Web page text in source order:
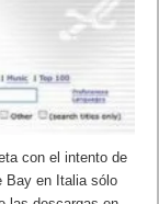
con el intento de
Bay en Italia sólo